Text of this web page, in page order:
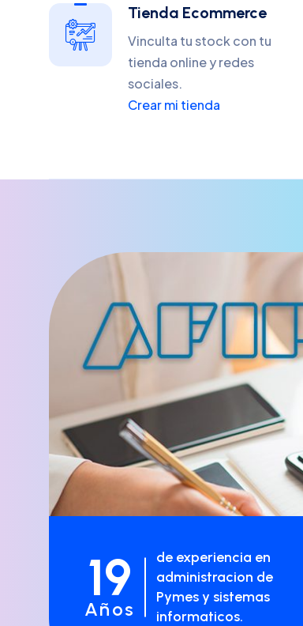
Tienda Ecommerce
Vinculta tu stock con tu
tienda online y redes
sociales.
Crear mi tienda
19
Años
de experiencia en
administracion de
Pymes y sistemas
informaticos.